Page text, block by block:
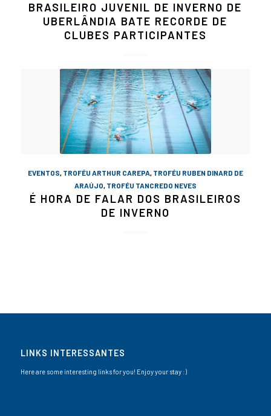
BRASILEIRO JUVENIL DE INVERNO DE
UBERLÂNDIA BATE RECORDE DE
CLUBES PARTICIPANTES
EVENTOS, TROFÉU ARTHUR CAREPA, TROFÉU RUBEN DINARD DE
ARAÚJO, TROFÉU TANCREDO NEVES
É HORA DE FALAR DOS BRASILEIROS
DE INVERNO
LINKS INTERESSANTES
Here are some interesting links for you! Enjoy your stay :)